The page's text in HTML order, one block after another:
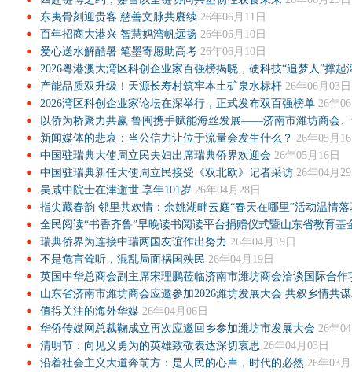
东夷骨刻迎贵客 慈善文脉共赓续 26年06月11日
百年招商大港兴 智慧妈湾帆远扬 26年06月10日
爱心送水解酷暑 笔墨寄愿助高考 26年06月10日
2026粤港澳大湾区科创企业家百强榜揭晓，硬科技“追梦人”撑起
产能品质双升级！天源长寿村筑牢本土矿泉水标杆 26年06月03日
2026湾区科创企业家论坛在深举行，正式发布双百强榜单 26年
以侨为桥聚力共赢 鲁闽携手赋能海丝发展——济南市潍坊商会
新闻媒体的悲哀：当公信力让位于流量会发生什么？ 26年05月
中国驻瑞典大使周立民夫妇出席瑞典侨界欢迎会 26年05月16日
中国驻瑞典新任大使周立民接受《双北欧》记者采访 26年04月
吴咸中院士在津逝世 享年101岁 26年04月28日
指尖藏春韵 邻里共欢情：余姚湖畔云庭“春天在哪里”活动温情落
全民阅读“书香齐鲁”早晚读书阅读平台捐赠仪式暨山东省教育基
瑞典侨界为连接中瑞两国友谊作出努力 26年04月19日
不是危言耸听，混乱局面祸国殃民 26年04月19日
英国中华总商会副主席宋理鹏莅临济南市潍坊商会洽谈国际合作
山东省济南市潍坊商会应邀参加2026潍坊发展大会 共叙乡情共
值得关注的海外华媒 26年04月06日
华侨传媒网总裁鞠成立再次应邀回乡参加潍坊市发展大会 26年
清明节：向见义勇为的英雄致敬表达深切哀思 26年04月03日
沿着社会主义大道奔前方：是人民的心声，时代的必然 26年03